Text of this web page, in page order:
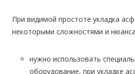
При видимой простоте укладка
некоторыми сложностями и
нужно использовать
оборудование, при укладке